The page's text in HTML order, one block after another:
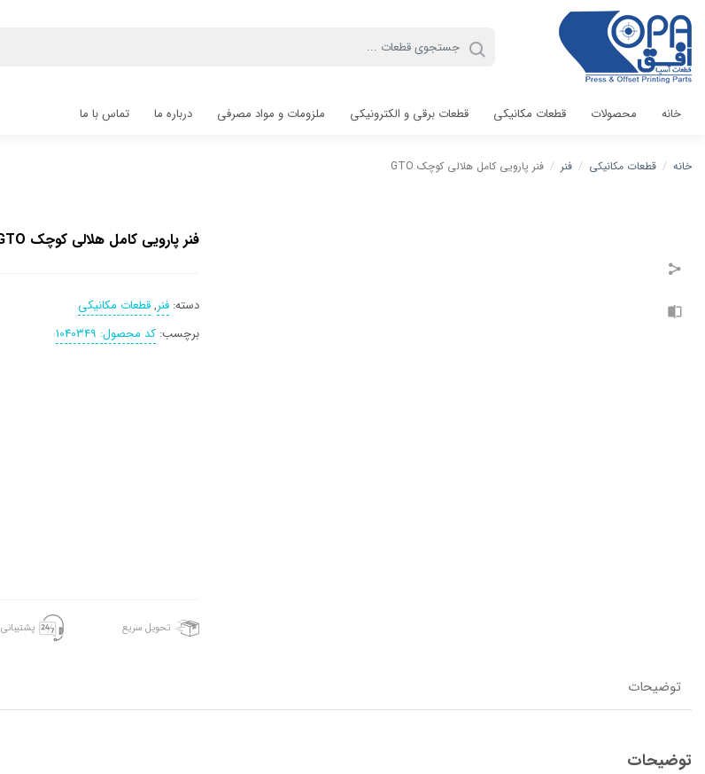
خانه محصولات قطعات مکانیکی قطعات برقی و الکترونیکی ملزومات و مواد مصرفی درباره ما تماس با ما
خانه / قطعات مکانیکی / فنر / فنر پارویی کامل هلالی کوچک GTO
فنر پارویی کامل هلالی کوچک GTO
دسته:فنر,قطعات مکانیکی
برچسب:کد محصول: 1040349
تحویل سریع پشتیبانی 24 ساعته
توضیحات
توضیحات